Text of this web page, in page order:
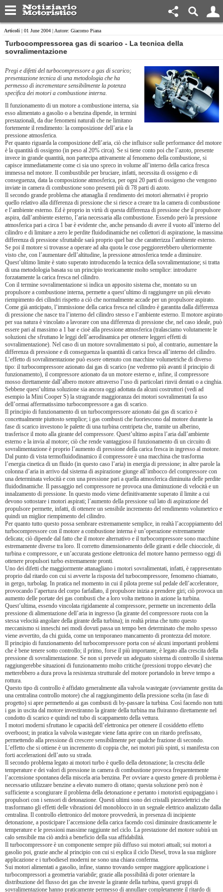
Articoli | 01 June 2004 | Autore: Giacomo Piana
Turbocompressorea gas di scarico - La tecnica della
sovralimentazione
Pregi e difetti del turbocompressore a gas di scarico;
presentazione tecnica di una metodologia che ha
permesso di incrementare sensibilmente la potenza
specifica dei motori a combustione interna.
Il funzionamento di un motore a combustione interna, sia
esso alimentato a gasolio o a benzina dipende, in termini
prestazionali, da due fenomeni naturali che ne limitano
fortemente il rendimento: la composizione dell’aria e la
pressione atmosferica.
Per quanto riguarda la composizione dell’aria, ciò che influisce sulle performance del motore
è la quantità di ossigeno (in peso al 20% circa). Se si tiene conto poi che l’azoto, presente
invece in grande quantità, non partecipa attivamente al fenomeno della combustione, si
capisce immediatamente come ci sia uno spreco in volume all’interno della carica fresca
immessa nel motore. Il combustibile per bruciare, infatti, necessita di ossigeno e di
conseguenza, data la composizione atmosferica, per ogni 20 parti di ossigeno che vengono
inviate in camera di combustione sono presenti più di 78 parti di azoto.
Il secondo grande problema che attanaglia il rendimento dei motori alternativi è proprio
quello relativo alla differenza di pressione che si riesce a creare tra la camera di combustione
e l’ambiente esterno. Ed è proprio in virtù di questa differenza di pressione che il propulsore
aspira, dall’ambiente esterno, l’aria necessaria alla combustione. Essendo però la pressione
atmosferica pari a circa 1 bar è evidente che, anche pensando di avere il vuoto all’interno del
cilindro e di limitare a zero le perdite fluidodinamiche nei collettori di aspirazione, la massima
differenza di pressione sfruttabile sarà proprio quel bar che caratterizza l’ambiente esterno.
Se poi il motore si trovasse a operare ad alta quota le cose peggiorerebbero ulteriormente
visto che, con l’aumentare dell’altitudine, la pressione atmosferica tende a diminuire.
Quest’ultimo limite è stato superato introducendo la tecnica della sovralimentazione; si tratta
di una metodologia basata su un principio teoricamente molto semplice: introdurre
forzatamente la carica fresca nel cilindro.
Con il termine sovralimentazione si indica un apposito sistema che, montato su un
propulsore a combustione interna, permette a quest’ultimo di raggiungere un più elevato
riempimento dei cilindri rispetto a ciò che normalmente accade per un propulsore aspirato.
Come già anticipato, l’immissione della carica fresca nel cilindro è garantita dalla differenza
di pressione che nasce tra l’interno del cilindro stesso e l’ambiente esterno. Il motore aspirato
per sua natura è vincolato a lavorare con una differenza di pressione che, nel caso ideale, può
essere pari al massimo a 1 bar e cioè alla pressione atmosferica (tralasciamo volutamente le
soluzioni che sfruttano le leggi dell’aerodinamica per ottenere leggeri effetti di
sovralimentazione). Nel caso di un motore sovralimentato si può, al contrario, aumentare la
differenza di pressione e di conseguenza la quantità di carica fresca all’interno del cilindro.
L’effetto di sovralimentazione può essere ottenuto con macchine volumetriche di diverso
tipo: il turbocompressore azionato dai gas di scarico (ne vedremo più avanti il principio di
funzionamento), il compressore azionato da un motore esterno e, infine, il compressore
mosso direttamente dall’albero motore attraverso l’uso di particolari rinvii dentati o a cinghia.
Sebbene quest’ultima soluzione sia ancora oggi adottata da alcuni costruttori (vedi ad
esempio la Mini Cooper S) la stragrande maggioranza dei motori sovralimentati fa uso
dell’ormai affermatissimo turbocompressore a gas di scarico.
Il principio di funzionamento di un turbocompressore azionato dai gas di scarico è
concettualmente piuttosto semplice; i gas combusti che fuoriescono dal motore durante la
fase di scarico investono le palette di una turbina centripeta che, tramite un alberino,
trasferisce il moto alla girante del compressore. Quest’ultimo aspira l’aria dall’ambiente
esterno e la invia al motore; ciò che rende vantaggioso il funzionamento di un circuito di
sovralimentazione è proprio l’aumento di pressione della carica fresca in ingresso al motore.
Dal punto di vista termofluidodinamico il compressore è una macchina che trasforma
l’energia cinetica di un fluido (in questo caso l’aria) in energia di pressione; in altre parole la
colonna d’aria in arrivo dal sistema di aspirazione giunge all’imbocco del compressore con
una determinata velocità e con una pressione pari a quella atmosferica diminuita delle perdite
fluidodinamiche. Il passaggio nel compressore ne provoca una diminuzione di velocità e un
innalzamento di pressione. In questo modo viene definitivamente superato il limite a cui
devono sottostare i motori aspirati; l’aumento della pressione sul lato di aspirazione del
propulsore permette, infatti, di ottenere un sensibile incremento del rendimento volumetrico e
quindi un miglior riempimento del cilindro.
Per quanto tutto questo possa sembrare estremamente semplice, in realtà l’accoppiamento del
turbocompressore con il motore a combustione interna è un’operazione estremamente
delicata; ciò dipende dal fatto che il motore alternativo e il turbocompressore sono macchine
estremamente diverse tra loro. Il corretto dimensionamento delle giranti e delle chiocciole, di
turbina e compressore, e un’accurata gestione elettronica del motore hanno permesso oggi di
ottenere propulsori turbo estremamente pronti.
Uno dei difetti che maggiormente attanagliano i motori sovralimentati, infatti, è rappresentato
proprio dal ritardo con cui si avverte la risposta del turbocompressore, fenomeno chiamato,
in gergo, turbolag. In pratica nel momento in cui il pilota preme sul pedale dell’acceleratore,
provocando l’apertura del corpo farfallato, il propulsore inizia a prendere giri; ciò provoca un
aumento delle portate dei gas combusti che a loro volta mettono in azione la turbina.
Quest’ultima, essendo vincolata rigidamente al compressore, permette un incremento della
pressione di alimentazione dell’aria in ingresso (la girante del compressore ruota con la
stessa velocità angolare della girante della turbina); in realtà prima che tutto questo
meccanismo si inneschi nei modi dovuti passa un tempo ben determinato che molto spesso
viene avvertito, da chi guida, come un temporaneo mancamento di prontezza del motore.
Il principio di funzionamento del turbocompressore porta con sé alcuni importanti problemi
che è bene tenere sotto controllo; il primo, forse il più importante, è legato alla crescita della
pressione di sovralimentazione. Se non si prevede un adeguato sistema di controllo il sistema
raggiungerebbe situazioni di funzionamento molto critiche (pressioni troppo elevate) che
metterebbero a dura prova la resistenza strutturale del motore portandolo in breve tempo a
rottura.
Questo tipo di controllo è affidato generalmente alla valvola wastegate (ovviamente gestita da
una centralina controllo motore) che al raggiungimento della pressione scelta (in fase di
progetto) si apre permettendo ai gas combusti di by-passare la turbina. Così facendo non tutti
i gas in uscita dal motore investiranno la girante della turbina ma fluiranno direttamente nel
condotto di scarico e quindi nel tubo di scappamento della vettura.
I motori moderni sfruttano le capacità dell’elettronica per ottenere il cosiddetto effetto
overboost; in pratica la valvola wastegate viene fatta aprire con un ritardo prefissato,
permettendo alla pressione di crescere sensibilmente per qualche frazione di secondo.
L’effetto che si ottiene è un incremento di coppia che, nei motori più spinti, si manifesta con
forti accelerazioni dell’auto su strada.
Il secondo problema legato ai motori turbo è quello della detonazione; la crescita delle
temperature e dei valori di pressione in camera di combustione provoca frequentemente
l’accensione spontanea della miscela aria benzina. Per ovviare a questo genere di problema è
necessario utilizzare benzine a elevato numero di ottano; questa soluzione però non è
sufficiente a scongiurare il problema della detonazione e pertanto i motoristi equipaggiano i
propulsori con i sensori di detonazione. Questi ultimi sono dei cristalli piezoelettrici che
trasformano gli effetti delle vibrazioni del monoblocco in un segnale elettrico analizzato dalla
centralina. Il controllo elettronico del motore provvederà, in presenza di incipiente
detonazione, a posticipare l’accensione della carica facendo così diminuire drasticamente le
temperature e le pressioni massime raggiunte nel ciclo. La prestazione del motore subirà un
calo sensibile ma ciò andrà a beneficio della sua affidabilità.
Il turbocompressore è un componente sempre più diffuso sui motori attuali; sui motori a
gasolio poi, grazie anche al principio con cui si esplica il ciclo Diesel, trova la sua migliore
applicazione e i turbodiesel moderni ne sono una chiara conferma.
Sui motori alimentati a gasolio, infine, stanno trovando sempre maggiore applicazione i
turbocompressori a geometria variabile; grazie alla possibilità di poter orientare la
distribuzione del flusso dei gas che investe la girante della turbina, questi gruppi di
sovralimentazione hanno praticamente permesso di annullare completamente il ritardo di